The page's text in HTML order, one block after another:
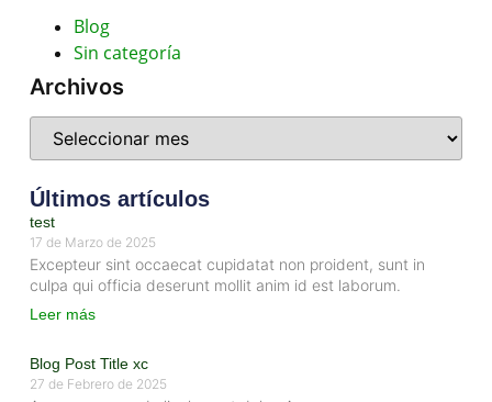
Blog
Sin categoría
Archivos
Últimos artículos
test
17 de Marzo de 2025
Excepteur sint occaecat cupidatat non proident, sunt in
culpa qui officia deserunt mollit anim id est laborum.
Leer más
Blog Post Title xc
27 de Febrero de 2025